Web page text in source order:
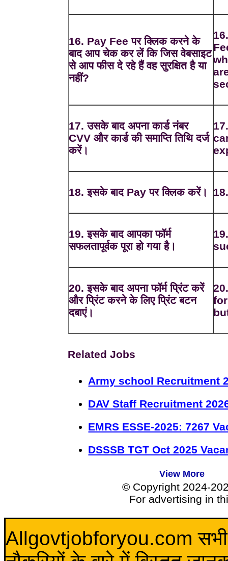
16. Pay Fee पर क्लिक करने के
बाद आप चेक कर लें कि जिस वेबसाइट
से आप फीस दे रहे हैं वह सुरक्षित है या
नहीं?
17. उसके बाद अपना कार्ड नंबर
CVV और कार्ड की समाप्ति तिथि दर्ज
करें।
18. इसके बाद Pay पर क्लिक करें।
19. इसके बाद आपका फॉर्म
सफलतापूर्वक पूरा हो गया है।
20. इसके बाद अपना फॉर्म प्रिंट करें
और प्रिंट करने के लिए प्रिंट बटन
दबाएं।
Related Jobs
Army school Recruitment
DAV Staff Recruitment
EMRS ESSE-2025: 7267
DSSSB TGT Oct 2025
View More
© Copyright 2024-
For advertising in
Allgovtjobforyou.com सभी